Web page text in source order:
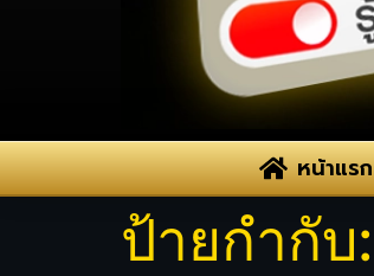
หน้าแรก
ป้ายกำกับ: